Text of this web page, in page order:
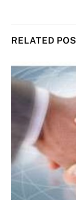
RELATED